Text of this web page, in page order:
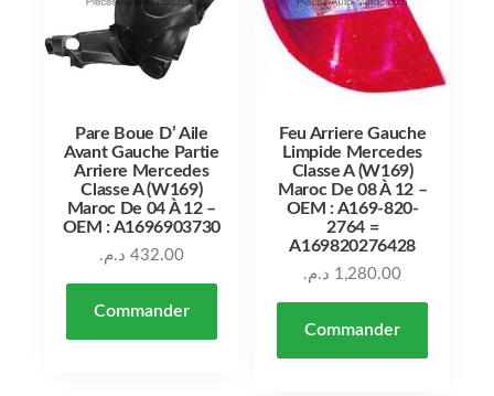
Pare Boue D’ Aile
Avant Gauche Partie
Arriere Mercedes
Classe A (W169)
Maroc De 04 À 12 –
OEM : A1696903730
432.00 د.م.
Commander
Feu Arriere Gauche
Limpide Mercedes
Classe A (W169)
Maroc De 08 À 12 –
OEM : A169-820-
2764 =
A169820276428
1,280.00 د.م.
Commander